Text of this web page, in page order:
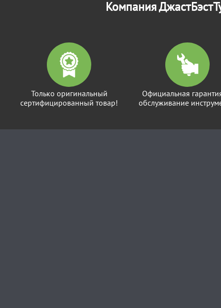
Компания
Только оригинальный
сертифицированный товар!
Официальная
обслуживание